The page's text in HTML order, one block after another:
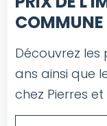
COMMUNE
Découvrez les
ans ainsi que
chez Pierres et